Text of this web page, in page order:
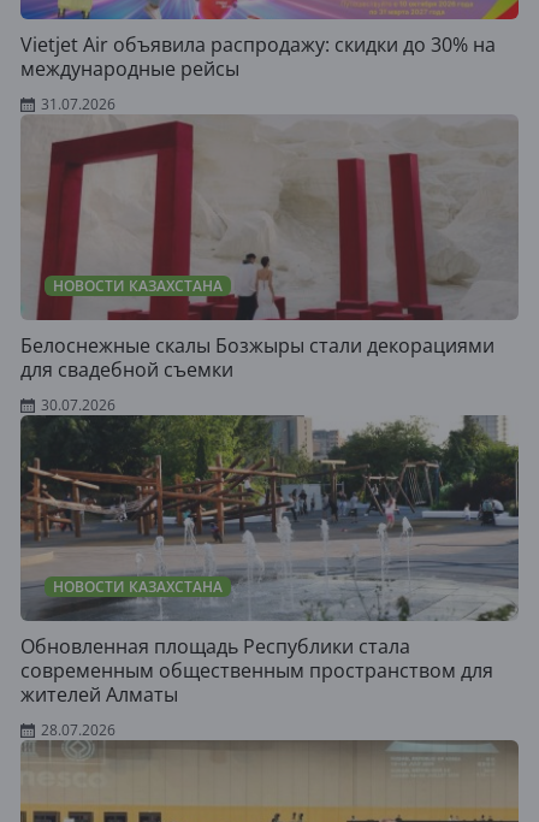
Vietjet Air объявила распродажу: скидки до 30% на
международные рейсы
31.07.2026
НОВОСТИ КАЗАХСТАНА
Белоснежные скалы Бозжыры стали декорациями
для свадебной съемки
30.07.2026
НОВОСТИ КАЗАХСТАНА
Обновленная площадь Республики стала
современным общественным пространством для
жителей Алматы
28.07.2026